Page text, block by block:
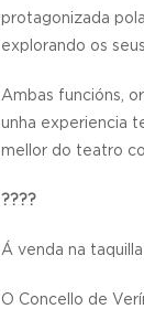
protagonizada
explorando os
Ambas funcións,
unha experiencia
mellor do teatro
????
Á venda na
O Concello de